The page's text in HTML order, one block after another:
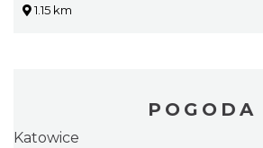
1.15 km
POGODA
Katowice